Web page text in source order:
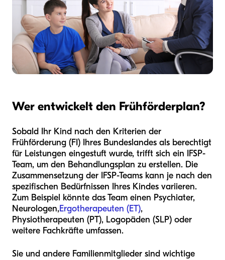
Wer entwickelt den Frühförderplan?
Sobald Ihr Kind nach den Kriterien der
Frühförderung (FI) Ihres Bundeslandes als berechtigt
für Leistungen eingestuft wurde, trifft sich ein IFSP-
Team, um den Behandlungsplan zu erstellen. Die
Zusammensetzung der IFSP-Teams kann je nach den
spezifischen Bedürfnissen Ihres Kindes variieren.
Zum Beispiel könnte das Team einen Psychiater,
Neurologen,Ergotherapeuten (ET),
Physiotherapeuten (PT), Logopäden (SLP) oder
weitere Fachkräfte umfassen.
Sie und andere Familienmitglieder sind wichtige